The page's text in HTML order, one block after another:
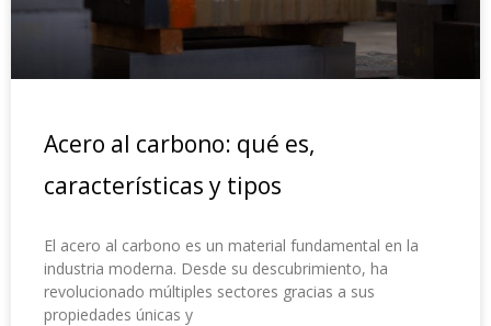
Acero al carbono: qué es,
características y tipos
El acero al carbono es un material fundamental en la
industria moderna. Desde su descubrimiento, ha
revolucionado múltiples sectores gracias a sus
propiedades únicas y